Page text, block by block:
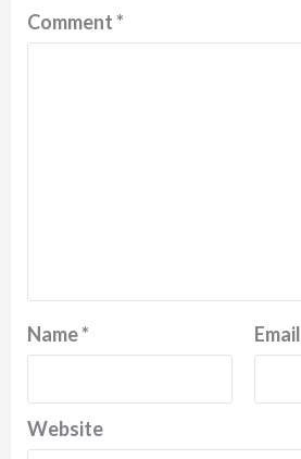
Comment*
Name* Email
Website